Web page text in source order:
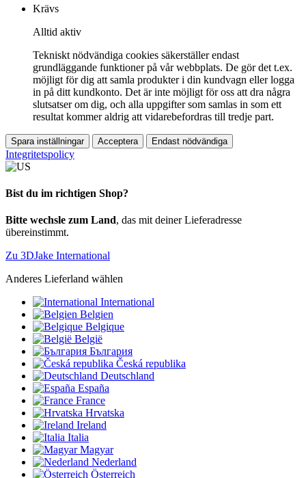
Krävs
Alltid aktiv
Tekniskt nödvändiga cookies säkerställer endast
grundläggande funktioner på vår webbplats. De gör det t.ex.
möjligt för dig att samla produkter i din kundvagn eller logga
in på ditt kundkonto. Det är inte möjligt för oss att dra några
slutsatser om dig, och alla uppgifter som samlas in som ett
resultat kommer aldrig att vidarebefordras till tredje part.
Spara inställningar Acceptera Endast nödvändiga
Integritetspolicy
Bist du im richtigen Shop?
Bitte wechsle zum Land, das mit deiner Lieferadresse
übereinstimmt.
Zu 3DJake International
Anderes Lieferland wählen
International
Belgien
Belgique
België
България
Česká republika
Deutschland
España
France
Hrvatska
Ireland
Italia
Magyar
Nederland
Österreich